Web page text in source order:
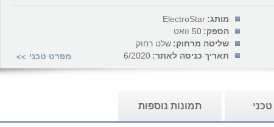
מותג: ElectroStar
הספק: 50 וואט
שליטה מרחוק: שלט רחוק
תאריך כניסה לאתר: 6/2020 מפרט טכני >>
תמונות נוספות